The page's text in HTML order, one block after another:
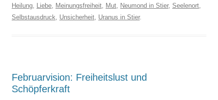
Heilung, Liebe, Meinungsfreiheit, Mut, Neumond in Stier, Seelenort,
Selbstausdruck, Unsicherheit, Uranus in Stier.
Februarvision: Freiheitslust und
Schöpferkraft